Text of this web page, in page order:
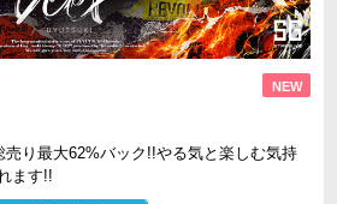
り最大62%バック!!やる気と楽しむ気持
ます!!
NEW